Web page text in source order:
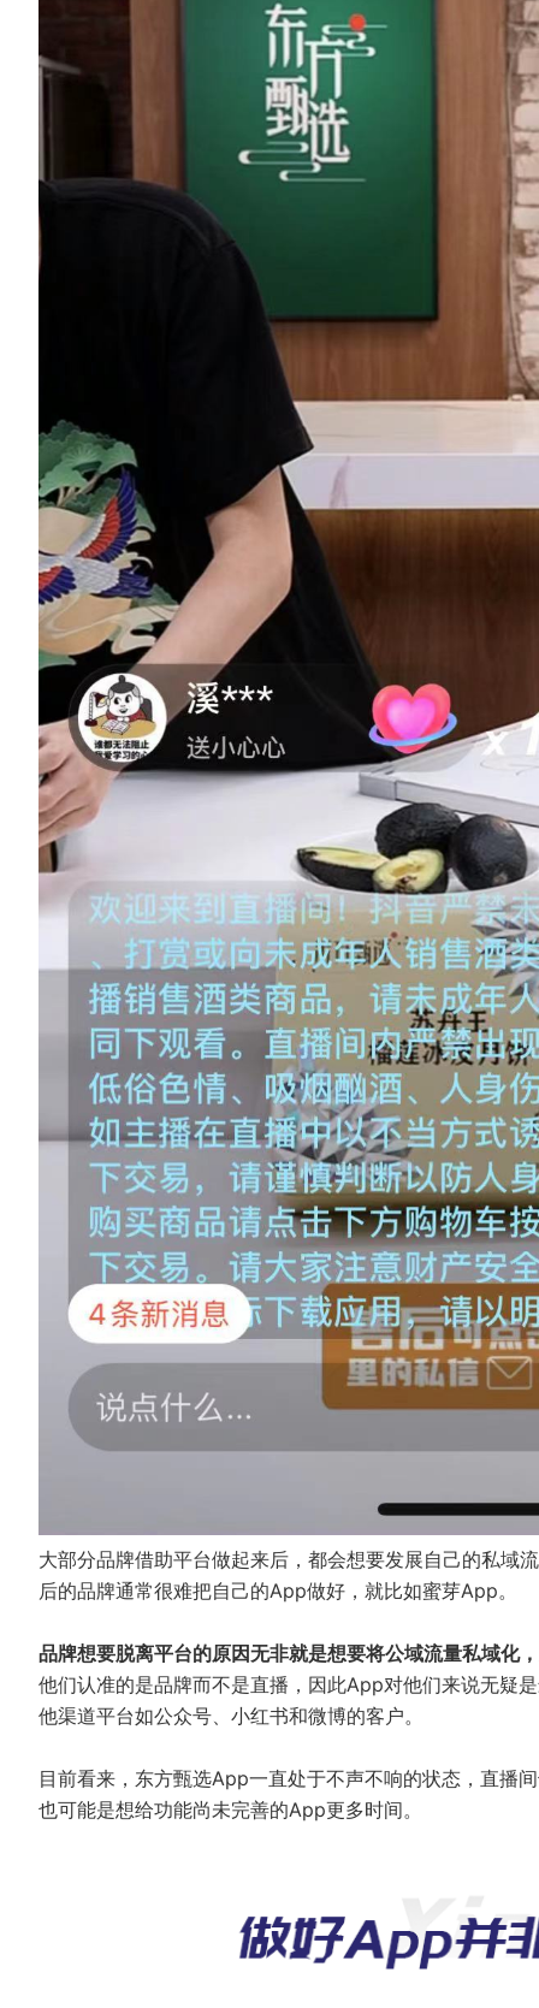
大部分品牌借助平台做起来后，都会想要发展自己的私域
后的品牌通常很难把自己的App做好，就比如蜜芽App。
品牌想要脱离平台的原因无非就是想要将公域流量私域化
他们认准的是品牌而不是直播，因此App对他们来说无疑
他渠道平台如公众号、小红书和微博的客户。
目前看来，东方甄选App一直处于不声不响的状态，直播
也可能是想给功能尚未完善的App更多时间。